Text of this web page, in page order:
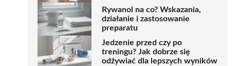
Rywanol na co? Wskazania,
działanie i zastosowanie
preparatu
Jedzenie przed czy po
treningu? Jak dobrze się
odżywiać dla lepszych wyników